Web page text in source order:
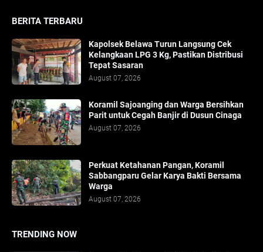
BERITA TERBARU
Kapolsek Belawa Turun Langsung Cek
Kelangkaan LPG 3 Kg, Pastikan Distribusi
Tepat Sasaran
August 07, 2026
Koramil Sajoanging dan Warga Bersihkan
Parit untuk Cegah Banjir di Dusun Cinaga
August 07, 2026
Perkuat Ketahanan Pangan, Koramil
Sabbangparu Gelar Karya Bakti Bersama
Warga
August 07, 2026
TRENDING NOW